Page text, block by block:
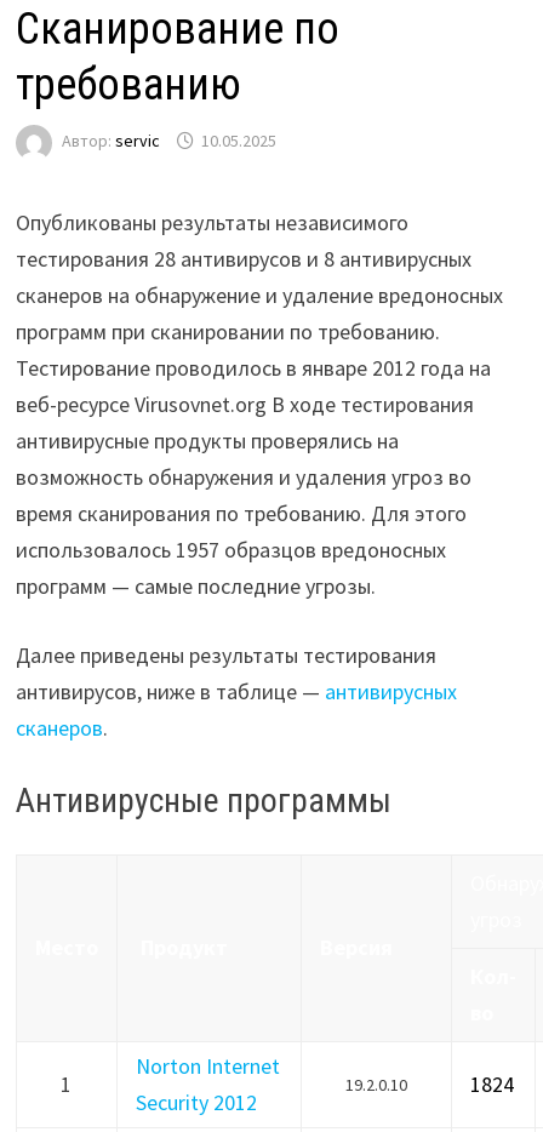
Сканирование по
требованию
Автор: servic 10.05.2025
Опубликованы результаты независимого
тестирования 28 антивирусов и 8 антивирусных
сканеров на обнаружение и удаление вредоносных
программ при сканировании по требованию.
Тестирование проводилось в январе 2012 года на
веб-ресурсе Virusovnet.org В ходе тестирования
антивирусные продукты проверялись на
возможность обнаружения и удаления угроз во
время сканирования по требованию. Для этого
использовалось 1957 образцов вредоносных
программ — самые последние угрозы.
Далее приведены результаты тестирования
антивирусов, ниже в таблице — антивирусных
сканеров.
Антивирусные программы
1
Norton Internet
Security 2012
19.2.0.10 1824